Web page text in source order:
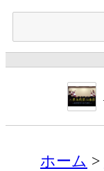
ホーム